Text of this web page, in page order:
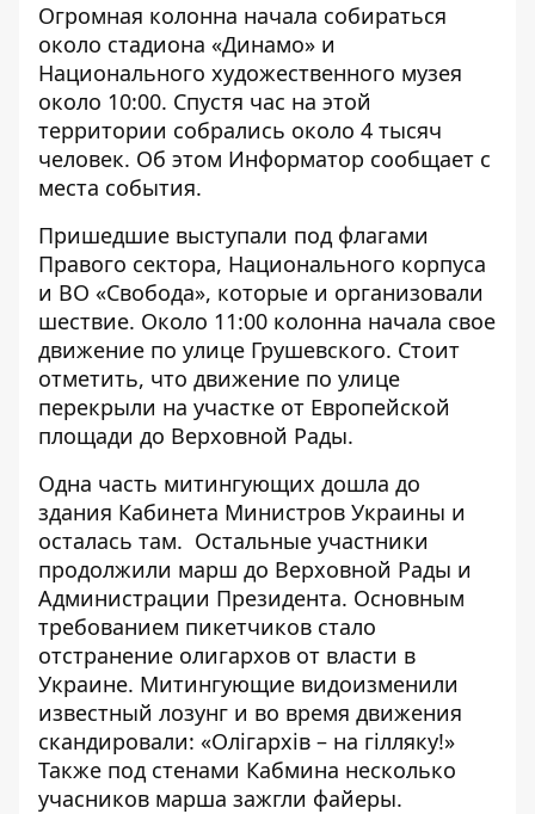
Огромная колонна начала собираться
около стадиона «Динамо» и
Национального художественного музея
около 10:00. Спустя час на этой
территории собрались около 4 тысяч
человек. Об этом Информатор сообщает с
места события.
Пришедшие выступали под флагами
Правого сектора, Национального корпуса
и ВО «Свобода», которые и организовали
шествие. Около 11:00 колонна начала свое
движение по улице Грушевского. Стоит
отметить, что движение по улице
перекрыли на участке от Европейской
площади до Верховной Рады.
Одна часть митингующих дошла до
здания Кабинета Министров Украины и
осталась там. Остальные участники
продолжили марш до Верховной Рады и
Администрации Президента. Основным
требованием пикетчиков стало
отстранение олигархов от власти в
Украине. Митингующие видоизменили
известный лозунг и во время движения
скандировали: «Олігархів – на гілляку!»
Также под стенами Кабмина несколько
учасников марша зажгли файеры.